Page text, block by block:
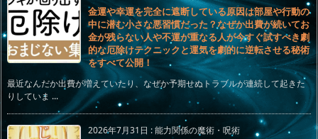
金運や幸運を完全に遮断している原因は部屋や行動の
中に潜む小さな悪習慣だった？なぜか出費が続いてお
金が残らない人や不運が重なる人が今すぐ試すべき劇
的な厄除けテクニックと運気を劇的に逆転させる秘術
をすべて公開！
最近なんだか出費が増えていたり、なぜか予期せぬトラブルが連続して起きた
りしていま ...
2026年7月31日 :能力関係の魔術・呪術